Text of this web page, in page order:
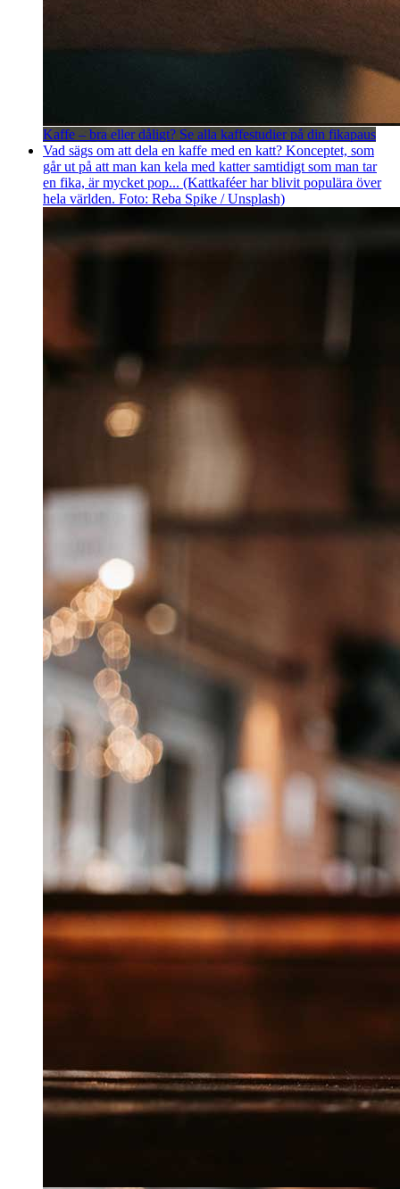
Kaffe – bra eller dåligt? Se alla kaffestudier på din fikapaus
Vad sägs om att dela en kaffe med en katt? Konceptet, som
går ut på att man kan kela med katter samtidigt som man tar
en fika, är mycket pop... (Kattkaféer har blivit populära över
hela världen. Foto: Reba Spike / Unsplash)